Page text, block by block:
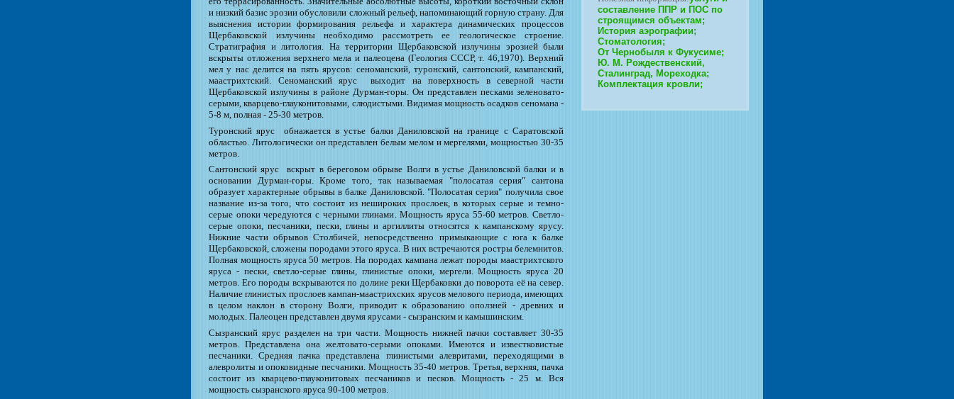
и низкий базис эрозии обусловили сложный рельеф, напоминающий горную страну. Для
выяснения истории формирования рельефа и характера динамических процессов
Щербаковской излучины необходимо рассмотреть ее геологическое строение.
Стратиграфия и литология. На территории Щербаковской излучины эрозией были
вскрыты отложения верхнего мела и палеоцена (Геология СССР, т. 46,1970). Верхний
мел у нас делится на пять ярусов: сеноманский, туронский, сантонский, кампанский,
маастрихтский. Сеноманский ярус выходит на поверхность в северной части
Щербаковской излучины в районе Дурман-горы. Он представлен песками зеленовато-
серыми, кварцево-глауконитовыми, слюдистыми. Видимая мощность осадков сеномана -
5-8 м, полная - 25-30 метров.
Туронский ярус обнажается в устье балки Даниловской на границе с Саратовской
областью. Литологически он представлен белым мелом и мергелями, мощностью 30-35
метров.
Сантонский ярус вскрыт в береговом обрыве Волги в устье Даниловской балки и в
основании Дурман-горы. Кроме того, так называемая "полосатая серия" сантона
образует характерные обрывы в балке Даниловской. "Полосатая серия" получила свое
название из-за того, что состоит из нешироких прослоек, в которых серые и темно-
серые опоки чередуются с черными глинами. Мощность яруса 55-60 метров. Светло-
серые опоки, песчаники, пески, глины и аргиллиты относятся к кампанскому ярусу.
Нижние части обрывов Столбичей, непосредственно примыкающие с юга к балке
Щербаковской, сложены породами этого яруса. В них встречаются ростры белемнитов.
Полная мощность яруса 50 метров. На породах кампана лежат породы маастрихтского
яруса - пески, светло-серые глины, глинистые опоки, мергели. Мощность яруса 20
метров. Его породы вскрываются по долине реки Щербаковки до поворота её на север.
Наличие глинистых прослоев кампан-маастрихских ярусов мелового периода, имеющих
в целом наклон в сторону Волги, приводит к образованию оползней - древних и
молодых. Палеоцен представлен двумя ярусами - сызранским и камышинским.
Сызранский ярус разделен на три части. Мощность нижней пачки составляет 30-35
метров. Представлена она желтовато-серыми опоками. Имеются и известковистые
песчаники. Средняя пачка представлена глинистыми алевритами, переходящими в
алевролиты и опоковидные песчаники. Мощность 35-40 метров. Третья, верхняя, пачка
состоит из кварцево-глауконитовых песчаников и песков. Мощность - 25 м. Вся
мощность сызранского яруса 90-100 метров.
составление ППР и ПОС по
строящимся объектам;
История аэрографии;
Стоматология;
От Чернобыля к Фукусиме;
Ю. М. Рождественский,
Сталинград, Мореходка;
Комплектация кровли;